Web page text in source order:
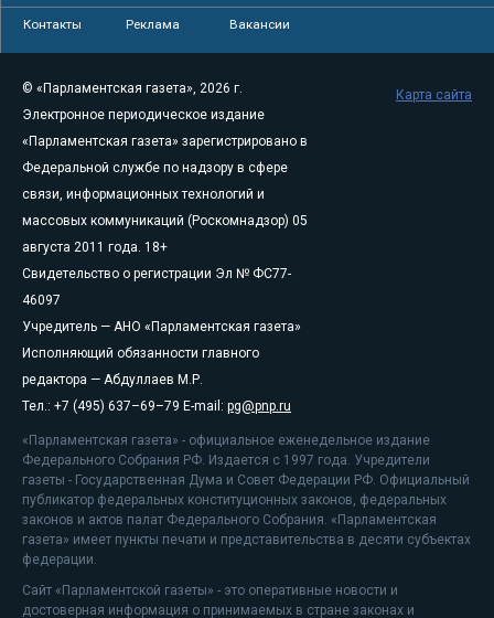
Контакты Реклама Вакансии
© «Парламентская газета», 2026 г.
Электронное периодическое издание
«Парламентская газета» зарегистрировано в
Федеральной службе по надзору в сфере
связи, информационных технологий и
массовых коммуникаций (Роскомнадзор) 05
августа 2011 года. 18+
Свидетельство о регистрации Эл № ФС77-
46097
Учредитель — АНО «Парламентская газета»
Исполняющий обязанности главного
редактора — Абдуллаев М.Р.
Тел.: +7 (495) 637–69–79 E-mail: pg@pnp.ru
«Парламентская газета» - официальное еженедельное издание
Федерального Собрания РФ. Издается с 1997 года. Учредители
газеты - Государственная Дума и Совет Федерации РФ. Официальный
публикатор федеральных конституционных законов, федеральных
законов и актов палат Федерального Собрания. «Парламентская
газета» имеет пункты печати и представительства в десяти субъектах
федерации.
Сайт «Парламентской газеты» - это оперативные новости и
достоверная информация о принимаемых в стране законах и
Карта сайта